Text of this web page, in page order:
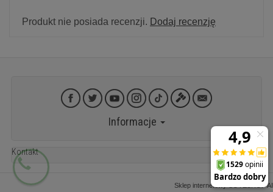
Produkt nie posiada recenzji. Dodaj recenzję
Informacje
Kontakt
Sklep internetowy SOTESHOP AI